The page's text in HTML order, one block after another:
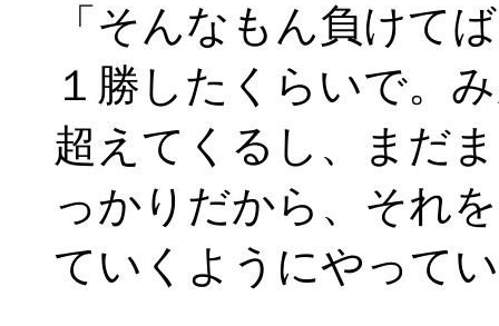
「そんなもん負けて
１勝したくらいで。
超えてくるし、まだ
っかりだから、それ
ていくようにやって